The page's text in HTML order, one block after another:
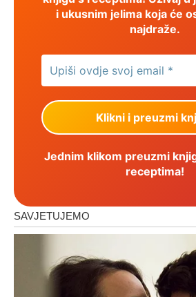
i ukusnim jelima koja će
najdraže.
Jednim klikom preuzmi
receptima!